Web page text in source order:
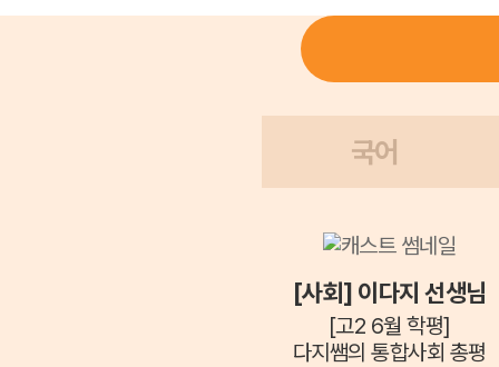
국어
[사회] 이다지 선생님
[고2 6월 학평]
다지쌤의 통합사회 총평